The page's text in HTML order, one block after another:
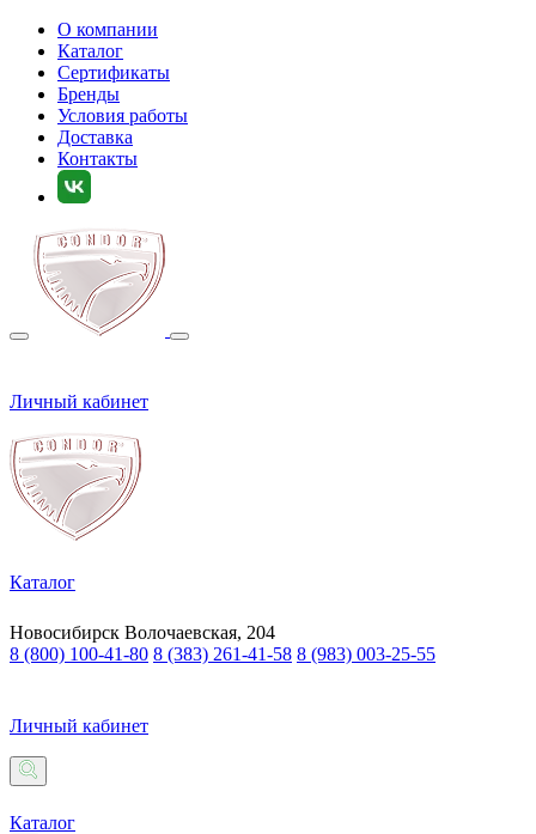
О компании
Каталог
Сертификаты
Бренды
Условия работы
Доставка
Контакты
Личный кабинет
Каталог
Новосибирск Волочаевская, 204
8 (800) 100-41-80 8 (383) 261-41-58 8 (983) 003-25-55
Личный кабинет
Каталог